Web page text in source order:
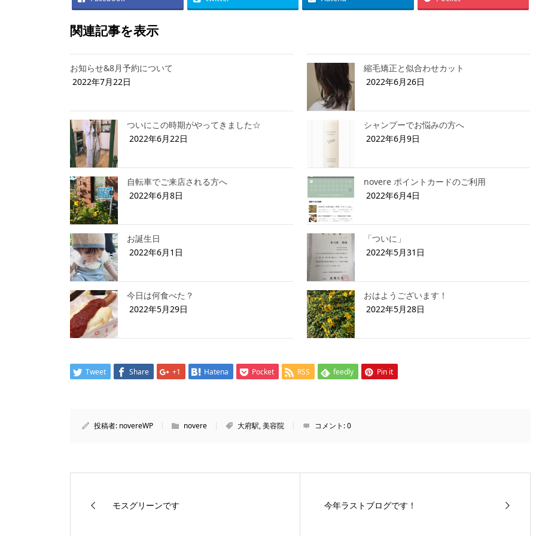
関連記事を表示
お知らせ&8月予約について
2022年7月22日
縮毛矯正と似合わせカット
2022年6月26日
ついにこの時期がやってきました☆
2022年6月22日
シャンプーでお悩みの方へ
2022年6月9日
自転車でご来店される方へ
2022年6月8日
novere ポイントカードのご利用
2022年6月4日
お誕生日
2022年6月1日
「ついに」
2022年5月31日
今日は何食べた？
2022年5月29日
おはようございます！
2022年5月28日
Tweet Share +1 Hatena Pocket RSS feedly Pin it
投稿者: novereWP novere 大府駅,美容院 コメント:0
モスグリーンです 今年ラストブログです！